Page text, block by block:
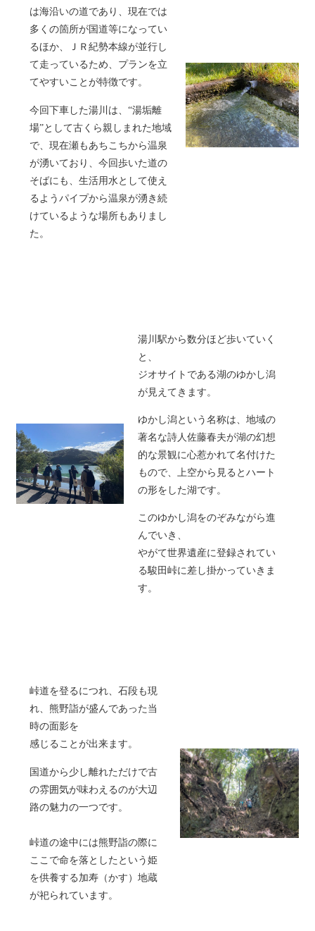
は海沿いの道であり、現在では
多くの箇所が国道等になってい
るほか、ＪＲ紀勢本線が並行し
て走っているため、プランを立
てやすいことが特徴です。
今回下車した湯川は、“湯垢離
場”として古くら親しまれた地域
で、現在瀬もあちこちから温泉
が湧いており、今回歩いた道の
そばにも、生活用水として使え
るようパイプから温泉が湧き続
けているような場所もありまし
た。
湯川駅から数分ほど歩いていく
と、
ジオサイトである湖のゆかし潟
が見えてきます。
ゆかし潟という名称は、地域の
著名な詩人佐藤春夫が湖の幻想
的な景観に心惹かれて名付けた
もので、上空から見るとハート
の形をした湖です。
このゆかし潟をのぞみながら進
んでいき、
やがて世界遺産に登録されてい
る駿田峠に差し掛かっていきま
す。
峠道を登るにつれ、石段も現
れ、熊野詣が盛んであった当
時の面影を
感じることが出来ます。
国道から少し離れただけで古
の雰囲気が味わえるのが大辺
路の魅力の一つです。
峠道の途中には熊野詣の際に
ここで命を落としたという姫
を供養する加寿（かす）地蔵
が祀られています。